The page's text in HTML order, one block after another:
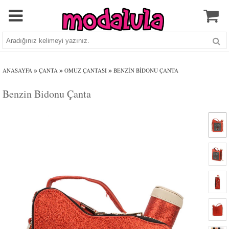
ANASAYFA » ÇANTA » OMUZ ÇANTASI » BENZIN BIDONU ÇANTA
Benzin Bidonu Çanta